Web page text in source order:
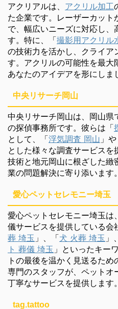
アクリアルは、 アクリル加工
た企業です。レーザーカット
で、幅広いニーズに対応し、
す。特に、「撮影用アクリル
の技術力を活かし、クライア
す。アクリルの可能性を最大
あなたのアイデアを形にしま
中央リサーチ岡山
中央リサーチ岡山は、岡山県
の探偵事務所です。彼らは「
として、「浮気調査 岡山 」
とした様々な調査サービス
技術と地元岡山に根ざした緻
業の問題解決に寄り添います。
愛心ペットセレモニー埼玉
愛心ペットセレモニー埼玉
儀サービスを提供している会
葬 埼玉 」、「犬 火葬 埼玉 」
ト 葬儀 埼玉 」といったキー
トの最後を温かく見送るため
専門のスタッフが、ペットオ
丁寧なサービスを提供します。
tag.tattoo